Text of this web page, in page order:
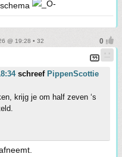
@ 19:28 • 32
schreef PippenScottie
krijg je om half zeven ‘s